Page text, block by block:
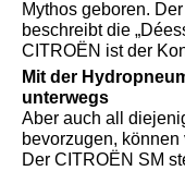
Mythos geboren.
beschreibt die
CITROËN ist der
Mit der
unterwegs
Aber auch all
bevorzugen,
Der CITROËN SM